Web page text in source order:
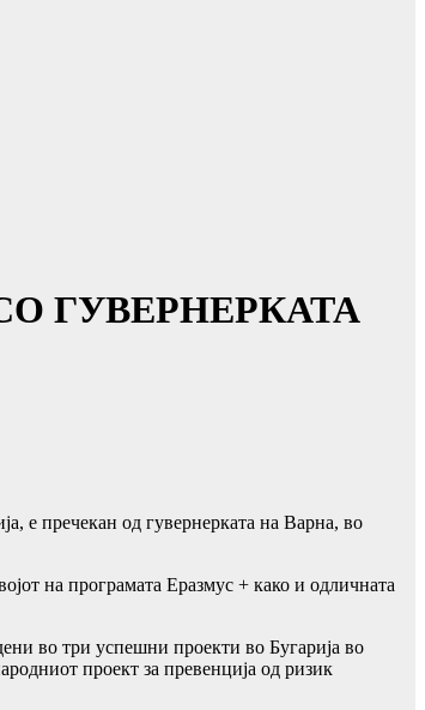
ГУВЕРНЕРКАТА
е пречекан од гувернерката на Варна, во
на програмата Еразмус + како и одличната
во три успешни проекти во Бугарија во
проект за превенција од ризик